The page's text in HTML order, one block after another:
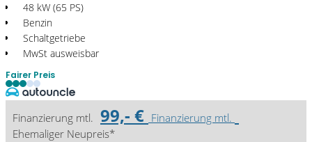
48 kW (65 PS)
Benzin
Schaltgetriebe
MwSt ausweisbar
Fairer Preis
Finanzierung mtl. 99,- € Finanzierung mtl.
Ehemaliger Neupreis*